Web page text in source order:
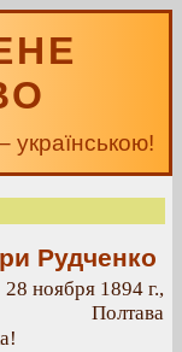
українською!
Рудченко
28 ноября 1894 г.,
Полтава